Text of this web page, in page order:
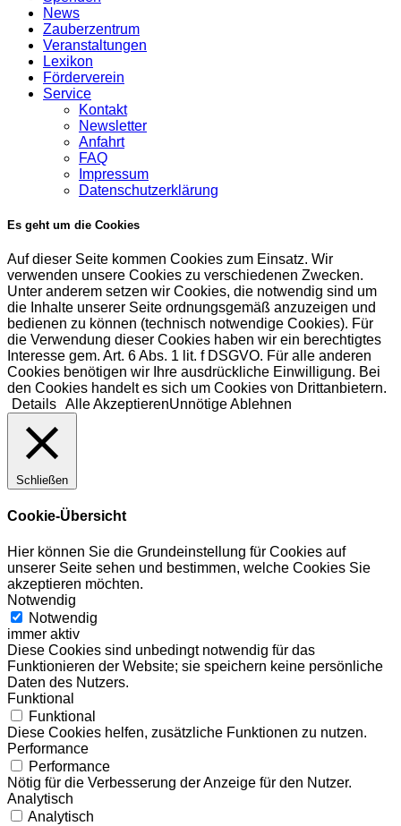
News
Zauberzentrum
Veranstaltungen
Lexikon
Förderverein
Service
Kontakt
Newsletter
Anfahrt
FAQ
Impressum
Datenschutzerklärung
Es geht um die Cookies
Auf dieser Seite kommen Cookies zum Einsatz. Wir
verwenden unsere Cookies zu verschiedenen Zwecken.
Unter anderem setzen wir Cookies, die notwendig sind um
die Inhalte unserer Seite ordnungsgemäß anzuzeigen und
bedienen zu können (technisch notwendige Cookies). Für
die Verwendung dieser Cookies haben wir ein berechtigtes
Interesse gem. Art. 6 Abs. 1 lit. f DSGVO. Für alle anderen
Cookies benötigen wir Ihre ausdrückliche Einwilligung. Bei
den Cookies handelt es sich um Cookies von Drittanbietern.
Details Alle AkzeptierenUnnötige Ablehnen
Schließen
Cookie-Übersicht
Hier können Sie die Grundeinstellung für Cookies auf
unserer Seite sehen und bestimmen, welche Cookies Sie
akzeptieren möchten.
Notwendig
Notwendig
immer aktiv
Diese Cookies sind unbedingt notwendig für das
Funktionieren der Website; sie speichern keine persönliche
Daten des Nutzers.
Funktional
Funktional
Diese Cookies helfen, zusätzliche Funktionen zu nutzen.
Performance
Performance
Nötig für die Verbesserung der Anzeige für den Nutzer.
Analytisch
Analytisch